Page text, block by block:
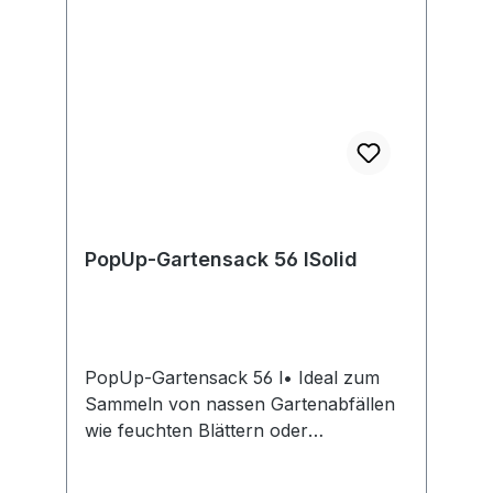
PopUp-Gartensack 56 lSolid
PopUp-Gartensack 56 l• Ideal zum
Sammeln von nassen Gartenabfällen
wie feuchten Blättern oder